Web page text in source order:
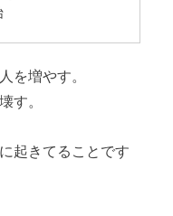
を増やす。
す。
起きてることです